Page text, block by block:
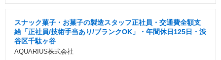
スナック菓子・お菓子の製造スタッフ正社員・交通費全額支
給「正社員/技術手当あり/ブランクOK」・年間休日125日・渋
谷区千駄ヶ谷
AQUARIUS株式会社